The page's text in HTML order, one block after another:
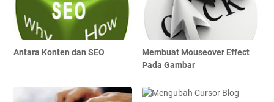
Antara Konten dan SEO
Membuat Mouseover Effect
Pada Gambar